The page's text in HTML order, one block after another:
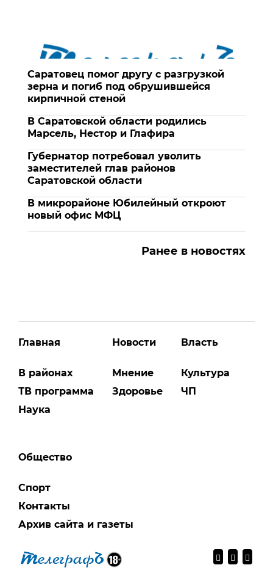
Саратовец помог другу с разгрузкой
зерна и погиб под обрушившейся
кирпичной стеной
В Саратовской области родились
Марсель, Нестор и Глафира
Губернатор потребовал уволить
заместителей глав районов
Саратовской области
В микрорайоне Юбилейный откроют
новый офис МФЦ
Ранее в новостях
Главная
В районах
ТВ программа
Наука
Новости
Мнение
Здоровье
Власть
Культура
ЧП
Общество
Спорт
Контакты
Архив сайта и газеты